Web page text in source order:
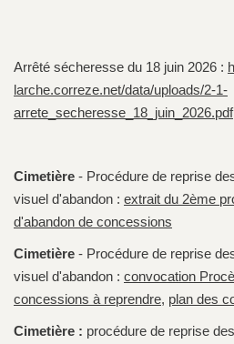
Arrêté sécheresse du 18 juin 2026 :
larche.correze.net/data/uploads/2-1-
arrete_secheresse_18_juin_2026.pdf
Cimetière - Procédure de reprise
visuel d'abandon : extrait du 2ème
d'abandon de concessions
Cimetière - Procédure de reprise
visuel d'abandon : convocation
concessions à reprendre, plan des
Cimetière : procédure de reprise